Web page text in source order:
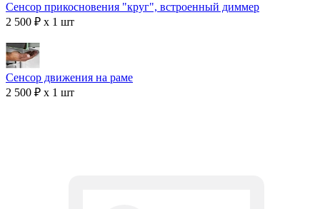
Сенсор прикосновения "круг", встроенный диммер
2 500 ₽ x 1 шт
Сенсор движения на раме
2 500 ₽ x 1 шт